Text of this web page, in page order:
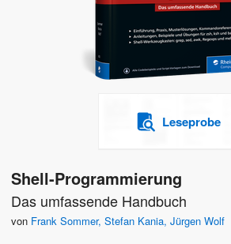
Leseprobe
Shell-Programmierung
Das umfassende Handbuch
von Frank Sommer, Stefan Kania, Jürgen Wolf